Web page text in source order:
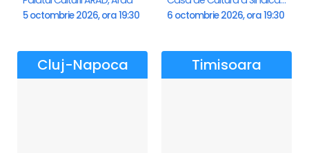
5 octombrie 2026, ora 19:30 6 octombrie 2026, ora 19:30
Cluj-Napoca Timisoara